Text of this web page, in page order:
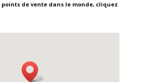
de vente dans le monde, cliquez